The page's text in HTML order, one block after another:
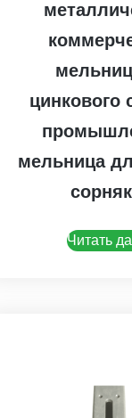
цинкового
мельница
Читать